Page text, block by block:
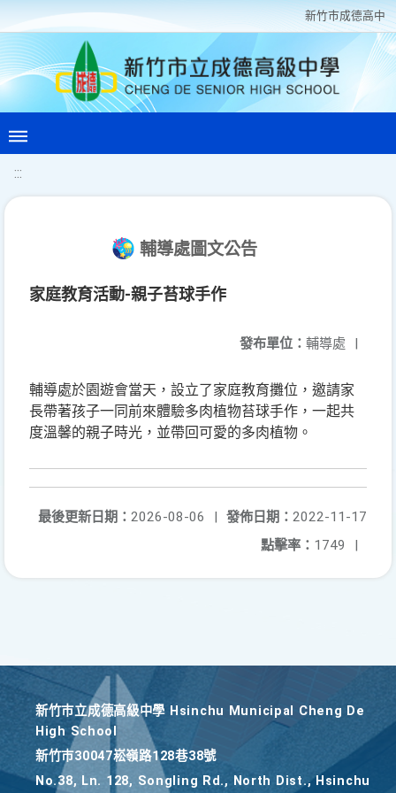
新竹巿成德高中
:::
輔導處圖文公告
家庭教育活動-親子苔球手作
發布單位： 輔導處 |
輔導處於園遊會當天，設立了家庭教育攤位，邀請家
長帶著孩子一同前來體驗多肉植物苔球手作，一起共
度溫馨的親子時光，並帶回可愛的多肉植物。
發佈日期： 2022-11-17
最後更新日期： 2026-08-06
|
點擊率： 1749 |
新竹巿立成德高級中學 Hsinchu Municipal Cheng De
High School
新竹巿30047崧嶺路128巷38號
No.38, Ln. 128, Songling Rd., North Dist., Hsinchu